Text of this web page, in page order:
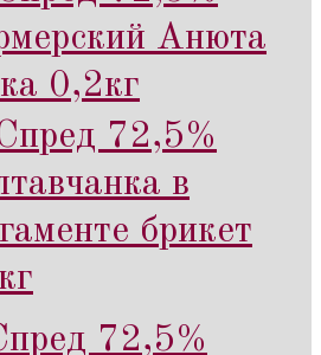
Анюта
0,2кг
72,5%
в
брикет
72,5%